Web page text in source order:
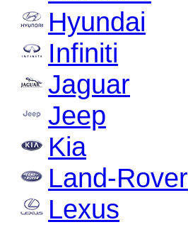
Hyundai
Infiniti
Jaguar
Jeep
Kia
Land-Rover
Lexus